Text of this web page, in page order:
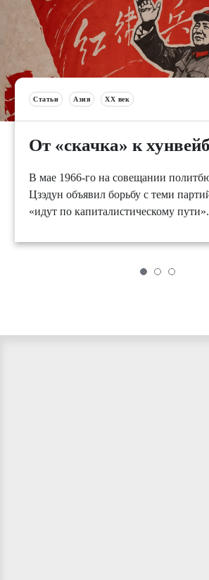
Статьи Азия XX век
От «скачка» к
В мае 1966-го на совещании
Цзэдун объявил борьбу с теми
«идут по капиталистическому пути».